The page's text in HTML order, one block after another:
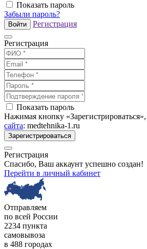
Показать пароль
Забыли пароль?
Войти Регистрация
Регистрация
Показать пароль
Нажимая кнопку
сайта: medtehnika-1.ru
Зарегистрироваться
Регистрация
Спасибо, Ваш аккаунт успешно создан!
Перейти в личный кабинет
Отправляем
по всей России
2234 пункта
самовывоза
в 488 городах